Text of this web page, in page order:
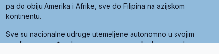
pa do obiju Amerika i Afrike, sve do Filipina na azijskom
kontinentu.
Sve su nacionalne udruge utemeljene autonomno u svojim
zemljama, a međusobna su povezane preko krovne udruge